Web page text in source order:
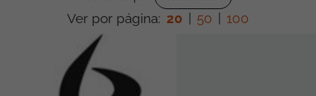
Ver por página: 20 50 100